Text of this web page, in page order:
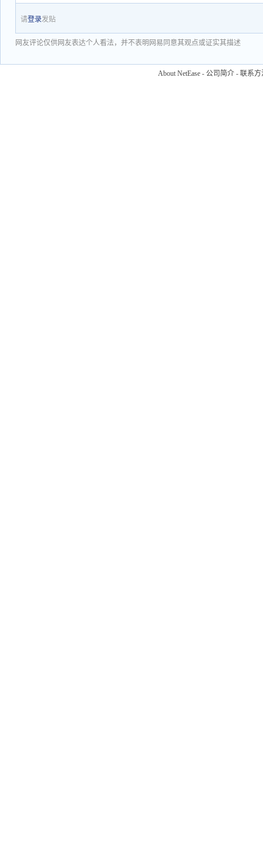
请登录发贴
网友评论仅供网友表达个人看法，并不表明网易同意其观点或证实其描述
About NetEase - 公司简介 - 联系方